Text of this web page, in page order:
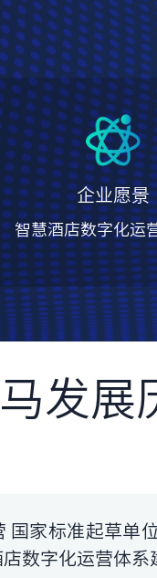
企业愿景
智慧酒店数字化运
发展
国家标准起草单
数字化运营体系